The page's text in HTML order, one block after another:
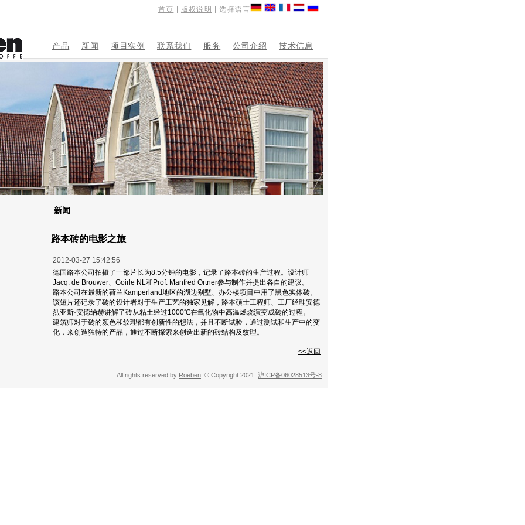
首页 版权说明 | 选择语言
产品 新闻 项目实例 联系我们 服务 公司介绍 技术信息
新闻
路本砖的电影之旅
2012-03-27 15:42:56
德国路本公司拍摄了一部片长为8.5分钟的电影，记录了路本砖的生产过程。设计师
Jacq. de Brouwer、Goirle NL和Prof. Manfred Ortner参与制作并提出各自的建议。
路本公司在最新的荷兰Kamperland地区的湖边别墅、办公楼项目中用了黑色实体砖。
该短片还记录了砖的设计者对于生产工艺的独家见解，路本硕士工程师、工厂经理安德
烈亚斯·安德纳赫讲解了砖从粘土经过1000℃在氧化物中高温燃烧演变成砖的过程。
建筑师对于砖的颜色和纹理都有创新性的想法，并且不断试验，通过测试和生产中的变
化，来创造独特的产品，通过不断探索来创造出新的砖结构及纹理。
<<返回
All rights reserved by Roeben . © Copyright 2021. 沪ICP备06028513号-8